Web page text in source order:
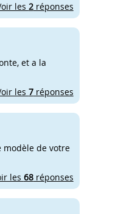
les 2réponses
et a la
les 7réponses
modèle de votre
les 68réponses